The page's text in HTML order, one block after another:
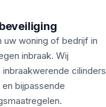
uw woning of bedrijf in
inbraak. Wij
inbraakwerende cilinders
en bijpassende